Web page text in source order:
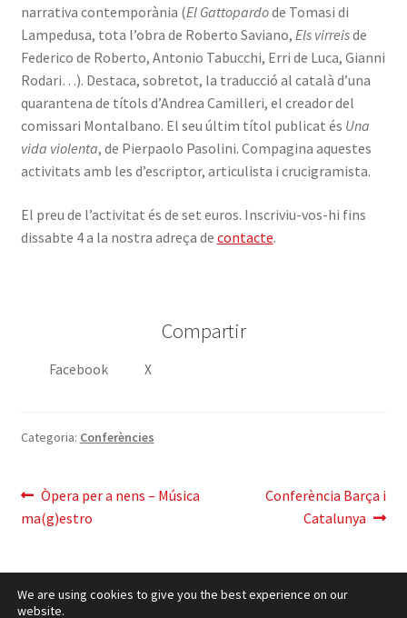
narrativa contemporània (El Gattopardode Tomasi di
Lampedusa, tota l’obra de Roberto Saviano, Els virreisde
Federico de Roberto, Antonio Tabucchi, Erri de Luca, Gianni
Rodari…). Destaca, sobretot, la traducció al català d’una
quarantena de títols d’Andrea Camilleri, el creador del
comissari Montalbano. El seu últim títol publicat és Una
vida violenta, de Pierpaolo Pasolini. Compagina aquestes
activitats amb les d’escriptor, articulista i crucigramista.
El preu de l’activitat és de set euros. Inscriviu-vos-hi fins
dissabte 4 a la nostra adreça de contacte.
Compartir
Facebook X
Categoria: Conferències
Navegació
d'entrades
Entrada
anterior:
Òpera per a nens – Música
ma(g)estro
Pròxima
entrada:
Conferència Barça i
Catalunya
We are using cookies to give you the best experience on our
website.